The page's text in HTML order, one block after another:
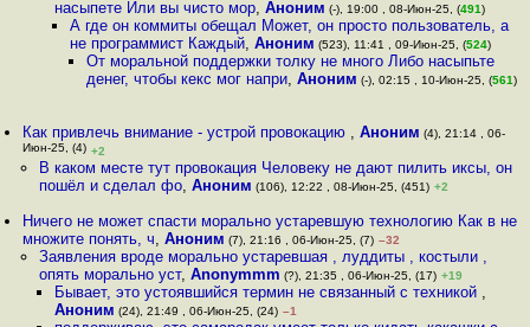
насыпете Или вы чисто мор, Аноним (-), 19:00 , 08-Июн-25, (491)
А где он коммиты обещал Может, он просто пользователь, а
не программист Каждый,Аноним (523), 11:41 , 09-Июн-25, (524)
От моральной поддержки толку не много Либо насыпьте
денег, чтобы кекс мог напри, Аноним (-), 02:15 , 10-Июн-25, (561)
Как привлечь внимание - устрой провокацию ,Аноним (4), 21:14 , 06-
Июн-25, (4) +2
В каком месте тут провокация Человеку не дают пилить иксы, он
пошёл и сделал фо, Аноним (106), 12:22 , 08-Июн-25, (451) +2
Ничего не может спасти морально устаревшую технологию Как в не
множите понять, ч,Аноним (7), 21:16 , 06-Июн-25, (7) –32
Заявления вроде морально устаревшая , луддиты , костыли ,
опять морально уст, Anonymmm (?), 21:35 , 06-Июн-25, (17) +19
Бывает, это устоявшийся термин не связанный с техникой ,
Аноним (24), 21:49 , 06-Июн-25, (24) –1